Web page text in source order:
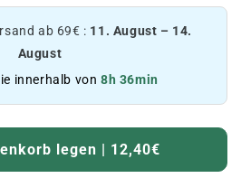
ab 69€ : 11. August – 14.
August
innerhalb von8h 36min
legen | 12,40€